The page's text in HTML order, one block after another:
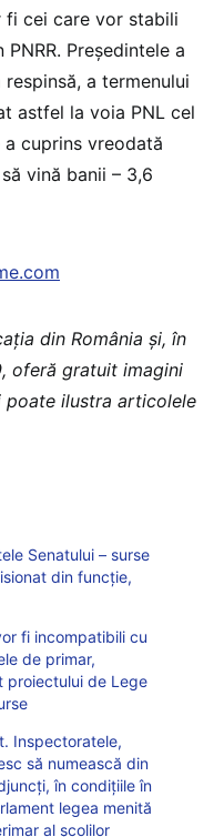
cei care vor stabili
Președintele a
a termenului
astfel la voia PNL cel
cuprins vreodată
vină banii – 3,6
din România şi, în
oferă gratuit imagini
poate ilustra articolele
Senatului – surse
din funcție,
fi incompatibili cu
de primar,
proiectului de Lege
Inspectoratele,
să numească din
în condițiile în
legea menită
al școlilor